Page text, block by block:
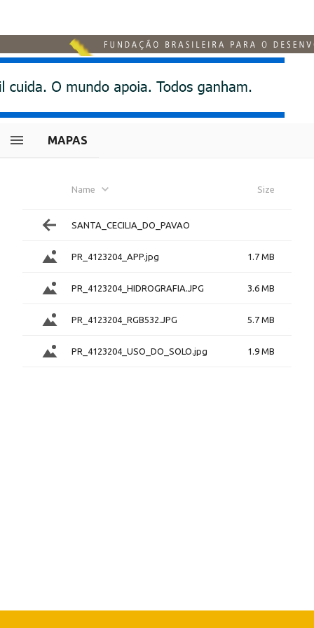
MAPAS
Name Size
SANTA_CECILIA_DO_PAVAO
PR_4123204_APP.jpg 1.7 MB
PR_4123204_HIDROGRAFIA.JPG 3.6 MB
PR_4123204_RGB532.JPG 5.7 MB
PR_4123204_USO_DO_SOLO.jpg 1.9 MB